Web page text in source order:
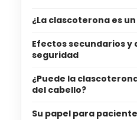
¿La clascoterona es
Efectos secundarios y
seguridad
¿Puede la
del cabello?
Su papel para